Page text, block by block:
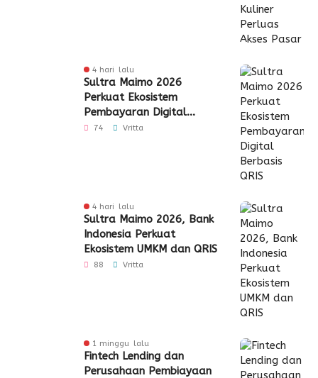
4 hari lalu
Sultra Maimo 2026
Perkuat Ekosistem
Pembayaran Digital
Berbasis QRIS
74 Vritta
4 hari lalu
Sultra Maimo 2026, Bank
Indonesia Perkuat
Ekosistem UMKM dan QRIS
88 Vritta
1 minggu lalu
Fintech Lending dan
Perusahaan Pembiayaan